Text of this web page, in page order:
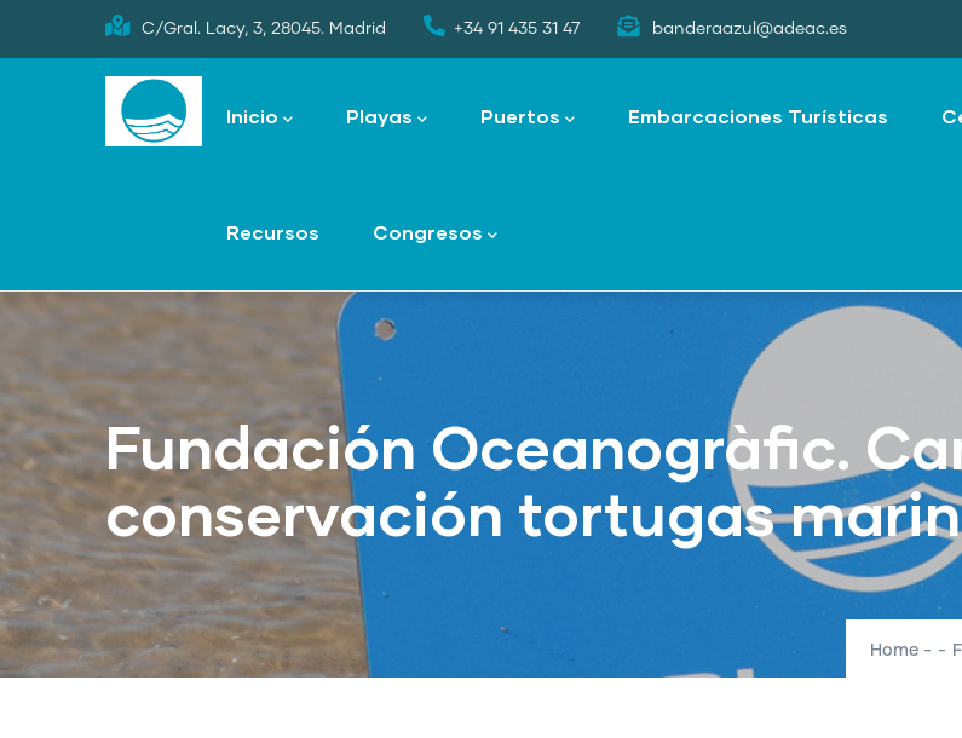
to
C/Gral. Lacy, 3, 28045. Madrid +34 91 435 31 47 banderaazul@adeac.es
navigation
Inicio Playas Puertos Embarcaciones Turísticas
Recursos Congresos
Fundación Oceanogràfic.
conservación tortugas
Home - -